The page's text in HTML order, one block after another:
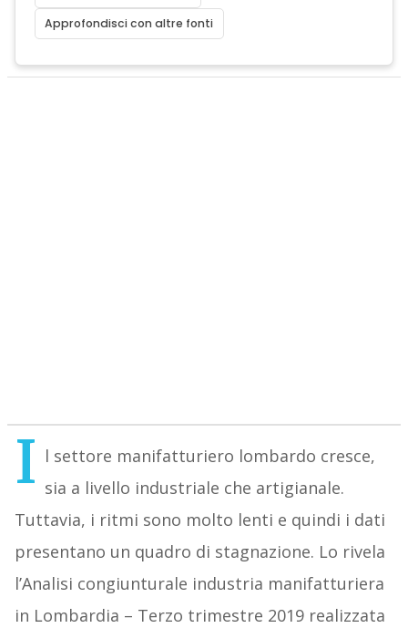
Approfondisci con altre fonti
I l settore manifatturiero lombardo cresce,
sia a livello industriale che artigianale.
Tuttavia, i ritmi sono molto lenti e quindi i dati
presentano un quadro di stagnazione. Lo rivela
l’Analisi congiunturale industria manifatturiera
in Lombardia – Terzo trimestre 2019 realizzata